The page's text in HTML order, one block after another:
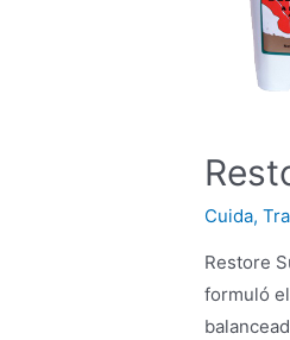
Cuida,
Restore
formuló